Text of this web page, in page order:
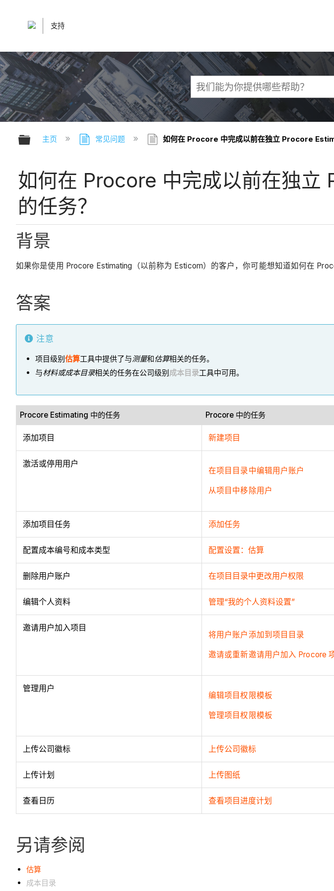
支持
扩展/隐缩全局层次
主页 常见问题 如何在 Procore 中完成以前在独立 Procore
如何在 Procore 中完成以前在独
的任务？
背景
如果你是使用 Procore Estimating（以前称为 Esticom）的客户，你可能想知道如何在
答案
注意
项目级别估算工具中提供了与测量和估算相关的任务。
与材料或成本目录相关的任务在公司级别成本目录工具中可用。
Procore Estimating 中的任务 Procore 中的任务
添加项目 新建项目
激活或停用用户
在项目目录中编辑用户账户
从项目中移除用户
添加项目任务 添加任务
配置成本编号和成本类型 配置设置：估算
删除用户账户 在项目目录中更改用户权限
编辑个人资料 管理“我的个人资料设置”
邀请用户加入项目
将用户账户添加到项目目录
邀请或重新邀请用户加入 Procore
管理用户
编辑项目权限模板
管理项目权限模板
上传公司徽标 上传公司徽标
上传计划 上传图纸
查看日历 查看项目进度计划
另请参阅
估算
成本目录